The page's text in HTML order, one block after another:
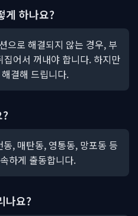
게 하나요?
으로 해결되지 않는 경우, 부
어서 꺼내야 합니다. 하지만
결해 드립니다.
?
, 매탄동, 영통동, 망포동 등
하게 출동합니다.
나요?